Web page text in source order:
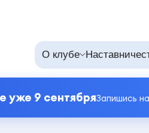
О клубе
уже 9 сентябряЗапишись на